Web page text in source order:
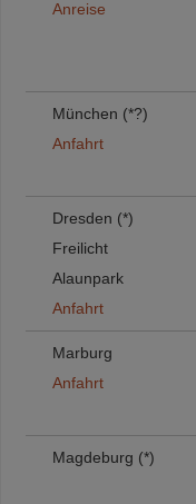
Anreise
München (*?)
Anfahrt
Dresden (*)
Freilicht
Alaunpark
Anfahrt
Marburg
Anfahrt
Magdeburg (*)